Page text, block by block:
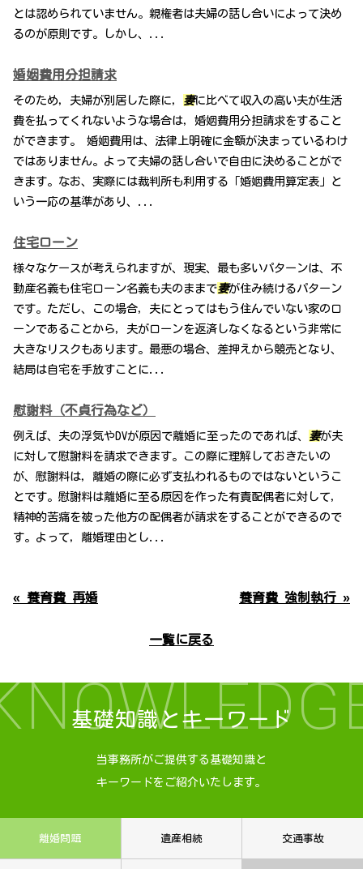
とは認められていません。親権者は夫婦の話し合いによって決め
るのが原則です。しかし、...
婚姻費用分担請求
そのため，夫婦が別居した際に， 妻に比べて収入の高い夫が生活
費を払ってくれないような場合は，婚姻費用分担請求をすること
ができます。 婚姻費用は、法律上明確に金額が決まっているわけ
ではありません。よって夫婦の話し合いで自由に決めることがで
きます。なお、実際には裁判所も利用する「婚姻費用算定表」と
いう一応の基準があり、...
住宅ローン
様々なケースが考えられますが、現実、最も多いパターンは、不
動産名義も住宅ローン名義も夫のままで妻が住み続けるパターン
です。ただし、この場合，夫にとってはもう住んでいない家のロ
ーンであることから，夫がローンを返済しなくなるという非常に
大きなリスクもあります。最悪の場合、差押えから競売となり、
結局は自宅を手放すことに...
慰謝料（不貞行為など）
例えば、夫の浮気やDVが原因で離婚に至ったのであれば、 妻が夫
に対して慰謝料を請求できます。この際に理解しておきたいの
が、慰謝料は，離婚の際に必ず支払われるものではないというこ
とです。慰謝料は離婚に至る原因を作った有責配偶者に対して，
精神的苦痛を被った他方の配偶者が請求をすることができるので
す。よって，離婚理由とし...
« 養育費 再婚 養育費 強制執行 »
一覧に戻る
基礎知識とキーワード
当事務所がご提供する基礎知識と
キーワードをご紹介いたします。
離婚問題 遺産相続 交通事故